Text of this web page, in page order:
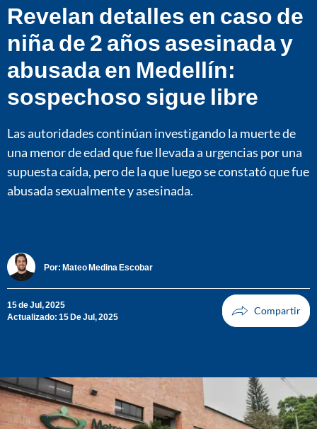
Revelan detalles en caso de
niña de 2 años asesinada y
abusada en Medellín:
sospechoso sigue libre
Las autoridades continúan investigando la muerte de
una menor de edad que fue llevada a urgencias por una
supuesta caída, pero de la que luego se constató que fue
abusada sexualmente y asesinada.
Por: Mateo Medina Escobar
15 de Jul, 2025
Actualizado: 15 De Jul, 2025